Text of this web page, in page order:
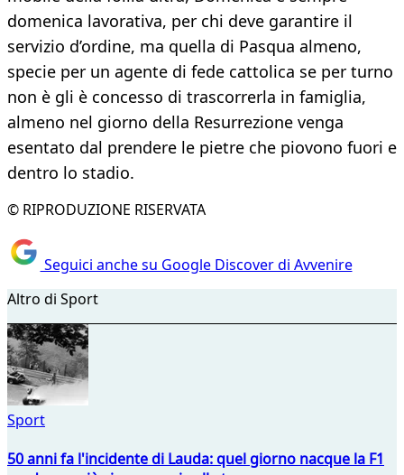
domenica lavorativa, per chi deve garantire il
servizio d’ordine, ma quella di Pasqua almeno,
specie per un agente di fede cattolica se per turno
non è gli è concesso di trascorrerla in famiglia,
almeno nel giorno della Resurrezione venga
esentato dal prendere le pietre che piovono fuori e
dentro lo stadio.
© RIPRODUZIONE RISERVATA
Seguici anche su Google Discover di Avvenire
Altro di Sport
Sport
50 anni fa l'incidente di Lauda: quel giorno nacque la F1